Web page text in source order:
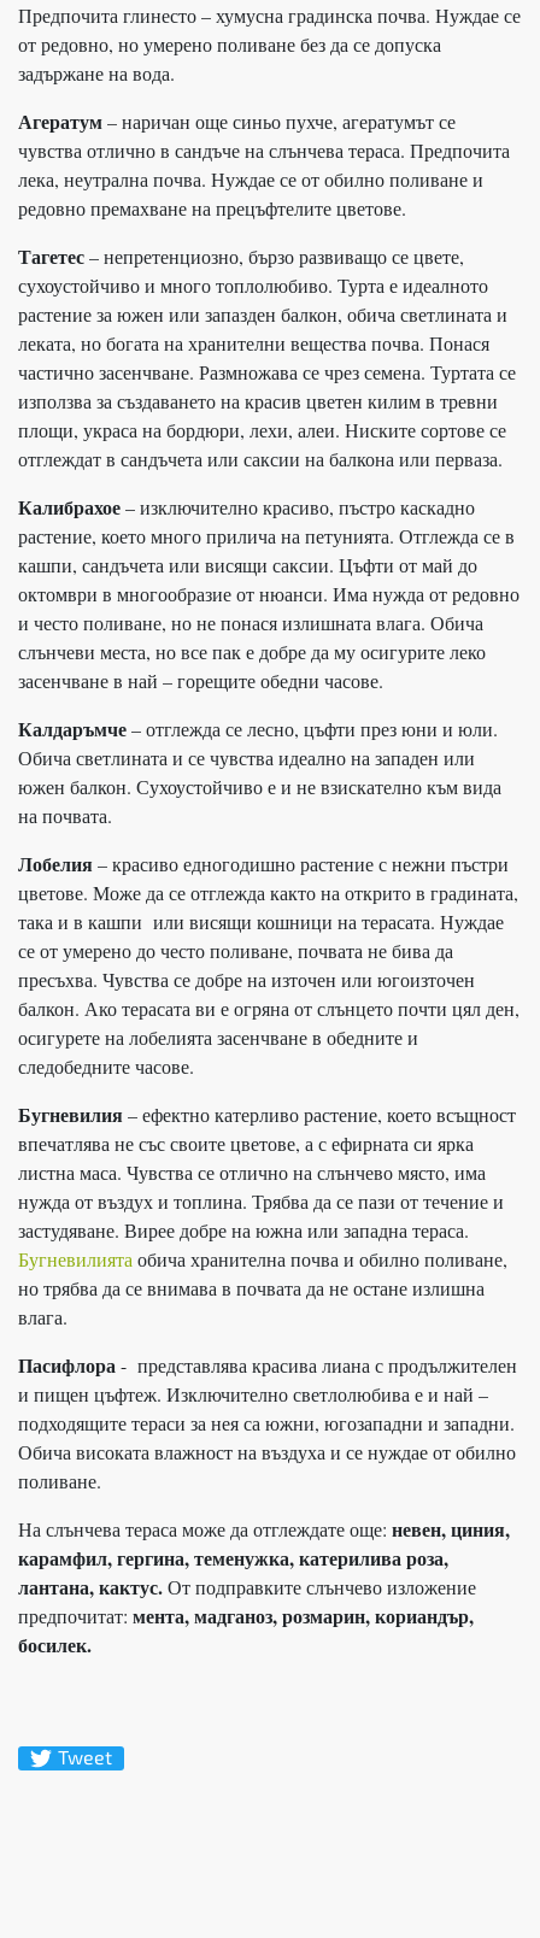
Предпочита глинесто – хумусна градинска почва. Нуждае се
от редовно, но умерено поливане без да се допуска
задържане на вода.
Агератум– наричан още синьо пухче, агератумът се
чувства отлично в сандъче на слънчева тераса. Предпочита
лека, неутрална почва. Нуждае се от обилно поливане и
редовно премахване на прецъфтелите цветове.
Тагетес– непретенциозно, бързо развиващо се цвете,
сухоустойчиво и много топлолюбиво. Турта е идеалното
растение за южен или запазден балкон, обича светлината и
леката, но богата на хранителни вещества почва. Понася
частично засенчване. Размножава се чрез семена. Туртата се
използва за създаването на красив цветен килим в тревни
площи, украса на бордюри, лехи, алеи. Ниските сортове се
отглеждат в сандъчета или саксии на балкона или перваза.
Калибрахое– изключително красиво, пъстро каскадно
растение, което много прилича на петунията. Отглежда се в
кашпи, сандъчета или висящи саксии. Цъфти от май до
октомври в многообразие от нюанси. Има нужда от редовно
и често поливане, но не понася излишната влага. Обича
слънчеви места, но все пак е добре да му осигурите леко
засенчване в най – горещите обедни часове.
Калдаръмче– отглежда се лесно, цъфти през юни и юли.
Обича светлината и се чувства идеално на западен или
южен балкон. Сухоустойчиво е и не взискателно към вида
на почвата.
Лобелия– красиво едногодишно растение с нежни пъстри
цветове. Може да се отглежда както на открито в градината,
така и в кашпи или висящи кошници на терасата. Нуждае
се от умерено до често поливане, почвата не бива да
пресъхва. Чувства се добре на източен или югоизточен
балкон. Ако терасата ви е огряна от слънцето почти цял ден,
осигурете на лобелията засенчване в обедните и
следобедните часове.
Бугневилия– ефектно катерливо растение, което всъщност
впечатлява не със своите цветове, а с ефирната си ярка
листна маса. Чувства се отлично на слънчево място, има
нужда от въздух и топлина. Трябва да се пази от течение и
застудяване. Вирее добре на южна или западна тераса.
Бугневилията обича хранителна почва и обилно поливане,
но трябва да се внимава в почвата да не остане излишна
влага.
Пасифлора- представлява красива лиана с продължителен
и пищен цъфтеж. Изключително светлолюбива е и най –
подходящите тераси за нея са южни, югозападни и западни.
Обича високата влажност на въздуха и се нуждае от обилно
поливане.
На слънчева тераса може да отглеждате още: невен, циния,
карамфил, гергина, теменужка, катерилива роза,
лантана, кактус.От подправките слънчево изложение
предпочитат: мента, мадганоз, розмарин, кориандър,
босилек.
Tweet